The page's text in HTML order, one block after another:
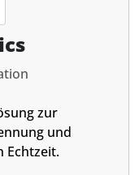
zur
und
Echtzeit.